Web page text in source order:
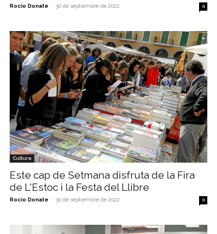
Rocio Donate - 30 de septiembre de 2022 0
Cultura
Este cap de Setmana disfruta de la Fira
de L'Estoc i la Festa del Llibre
Rocio Donate - 30 de septiembre de 2022 0